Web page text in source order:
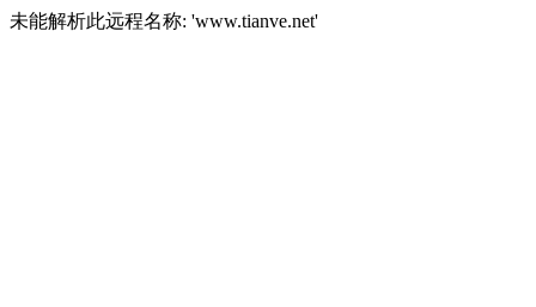
未能解析此远程名称: 'www.tianve.net'